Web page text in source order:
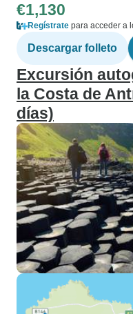
€1,130
Regístrate para acceder a
Descargar folleto
Excursión
la Costa de
días)